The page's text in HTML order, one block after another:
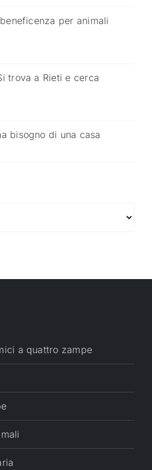
per animali
trova a Rieti e cerca
bisogno di una casa
a quattro zampe